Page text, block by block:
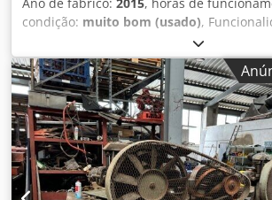
condição: muito bom (usado),
, número da
sn:CAI858663, Compressor de parafuso
500 à venda – Unidade industrial confiável
DE OPERAÇÃO: 780 HORAS!!! À venda:
parafuso ALUP Sonetto 15 500 em bom
funcionamento, adequado para uso
Dsdpeyzhmbofx Alnock Especificações
Potência: 15 kW Reservatório de ar: 500
trabalho: 8–10 bar Vazão de ar: aprox.